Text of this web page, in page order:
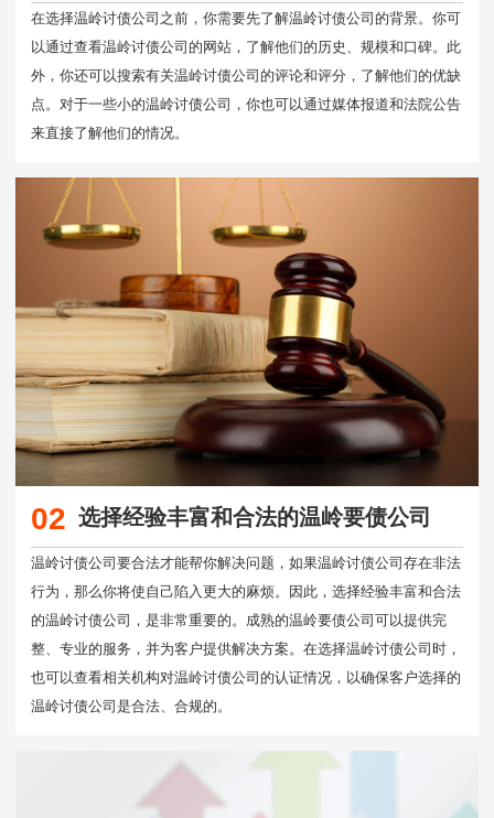
在选择温岭讨债公司之前，你需要先了解温岭讨债公司的背景。你可
以通过查看温岭讨债公司的网站，了解他们的历史、规模和口碑。此
外，你还可以搜索有关温岭讨债公司的评论和评分，了解他们的优缺
点。对于一些小的温岭讨债公司，你也可以通过媒体报道和法院公告
来直接了解他们的情况。
02 选择经验丰富和合法的温岭要债公司
温岭讨债公司要合法才能帮你解决问题，如果温岭讨债公司存在非法
行为，那么你将使自己陷入更大的麻烦。因此，选择经验丰富和合法
的温岭讨债公司，是非常重要的。成熟的温岭要债公司可以提供完
整、专业的服务，并为客户提供解决方案。在选择温岭讨债公司时，
也可以查看相关机构对温岭讨债公司的认证情况，以确保客户选择的
温岭讨债公司是合法、合规的。